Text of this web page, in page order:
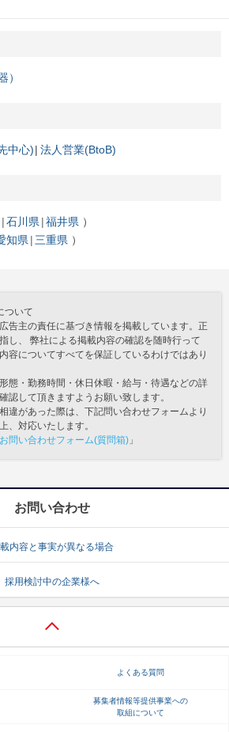
）
中心) 法人営業(BtoB)
石川県 福井県
知県 三重県
ついて
告主の責任に基づき情報を掲載しています。正
し、 弊社による掲載内容の確認を随時行って
容についてすべてを保証しているわけではあり
態・勤務時間・休日休暇・給与・待遇などの詳
認して頂きますようお願い致します。
違があった際は、下記問い合わせフォームより
、対応いたします。
問い合わせフォーム(質問箱) 」
お問い合わせ
内容と事実が異なる場合
採用検討中の企業様へ
よくある質問
募集者情報等提供事業への
取組について